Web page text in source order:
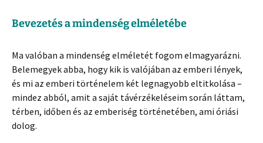
Bevezetés a mindenség elméletébe
Ma valóban a mindenség elméletét fogom elmagyarázni.
Belemegyek abba, hogy kik is valójában az emberi lények,
és mi az emberi történelem két legnagyobb eltitkolása –
mindez abból, amit a saját távérzékeléseim során láttam,
térben, időben és az emberiség történetében, ami óriási
dolog.